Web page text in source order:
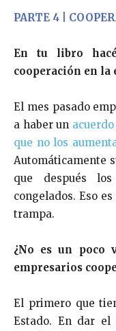
PARTE 4 |
En tu libro
cooperación en la
El mes pasado
a haber un
que no los
Automáticamente
que después
congelados. Eso
trampa.
¿No es un poco
empresarios
El primero que
Estado. En dar